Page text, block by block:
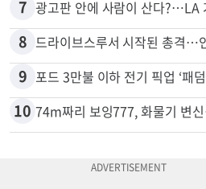
6
7 광고판 안에 사람이 산다?…LA
8 드라이브스루서 시작된 총격…
9 포드 3만불 이하 전기 픽업 ‘패